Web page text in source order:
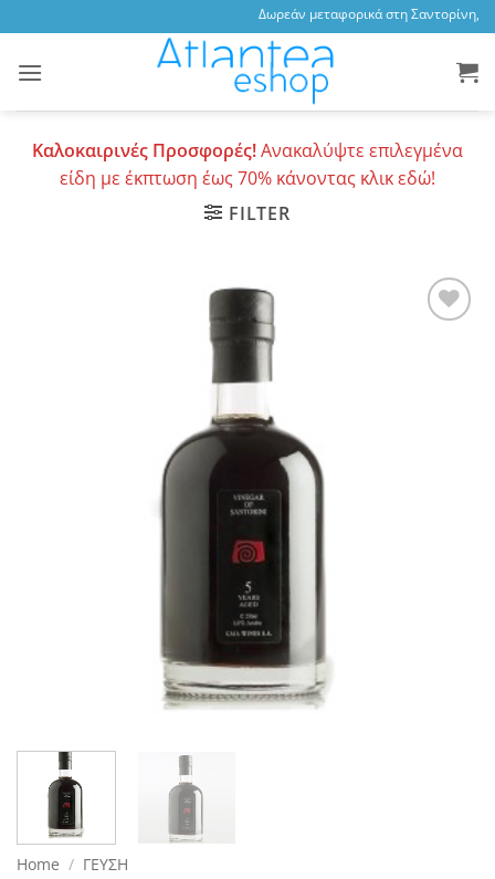
to
content
Δωρεάν μεταφορικά στη Σαντορίνη,
Καλοκαιρινές Προσφορές!Ανακαλύψτε επιλεγμένα
είδη με έκπτωση έως 70% κάνοντας κλικ εδώ!
FILTER
Home / ΓΕΥΣΗ